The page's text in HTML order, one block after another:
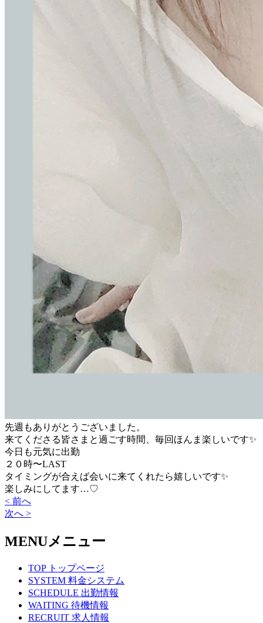
先週もありがとうございました。
来てくださる皆さまと過ごす時間、毎回ほんま楽しいです✨
今日も元気に出勤
２０時〜LAST
タイミングが合えば会いに来てくれたら嬉しいです✨
楽しみにしてます…♡
< 前へ
次へ >
MENUメニュー
TOP トップページ
SYSTEM 料金システム
SCHEDULE 出勤情報
WAITING 待機情報
RECRUIT 求人情報